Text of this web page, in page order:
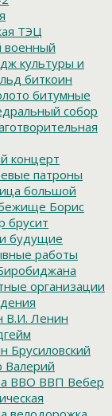
ТЭЦ
военный
культуры и
биткоин
битумные
собор
концерт
патроны
большой
Борис
брусит
будущие
работы
организации
В.И. Ленин
Брусиловский
Валерий
ВВО ВВП Вебер